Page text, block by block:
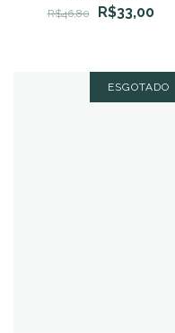
R$46,80
R$33,00
ESGOTADO